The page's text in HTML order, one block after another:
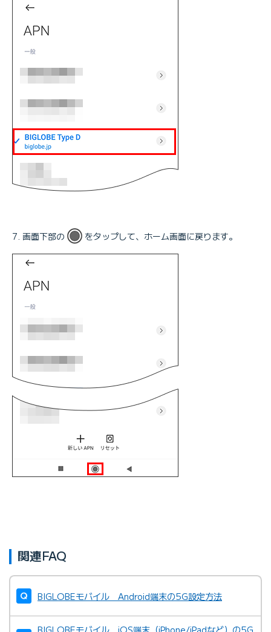
画面下部の をタップして、ホーム画面に戻ります。
関連FAQ
BIGLOBEモバイル Android端末の5G設定方法
BIGLOBEモバイル iOS端末（iPhone/iPadなど）の5G